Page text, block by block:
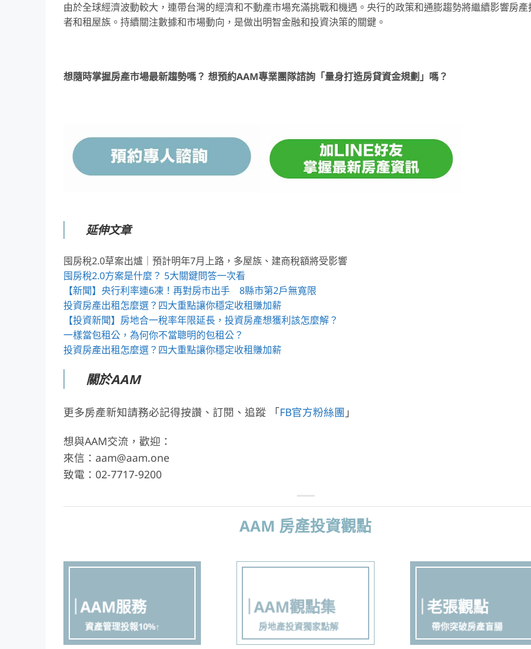
由於全球經濟波動較大，連帶台灣的經濟和不動產市場充滿挑戰和機遇。央行的政策和通膨趨勢將繼續影響房產
者和租屋族。持續關注數據和市場動向，是做出明智金融和投資決策的關鍵。
想隨時掌握房產市場最新趨勢嗎？ 想預約AAM專業團隊諮詢「量身打造房貸資金規劃」嗎？
延伸文章
囤房稅2.0草案出爐｜預計明年7月上路，多屋族、建商稅額將受影響
囤房稅2.0方案是什麼？ 5大關鍵問答一次看
【新聞】央行利率連6凍！再對房市出手 8縣市第2戶無寬限
投資房產出租怎麼選？四大重點讓你穩定收租賺加薪
【投資新聞】房地合一稅率年限延長，投資房產想獲利該怎麼解？
一樣當包租公，為何你不當聰明的包租公？
投資房產出租怎麼選？四大重點讓你穩定收租賺加薪
關於AAM
更多房產新知請務必記得按讚、訂閱、追蹤 「FB官方粉絲團 」
想與AAM交流，歡迎：
來信：aam@aam.one
致電：02-7717-9200
AAM 房產投資觀點
AAM服務
資產管理投報10%↑
AAM觀點集
房地產投資獨家點解
老張觀點
帶你突破房產盲腸